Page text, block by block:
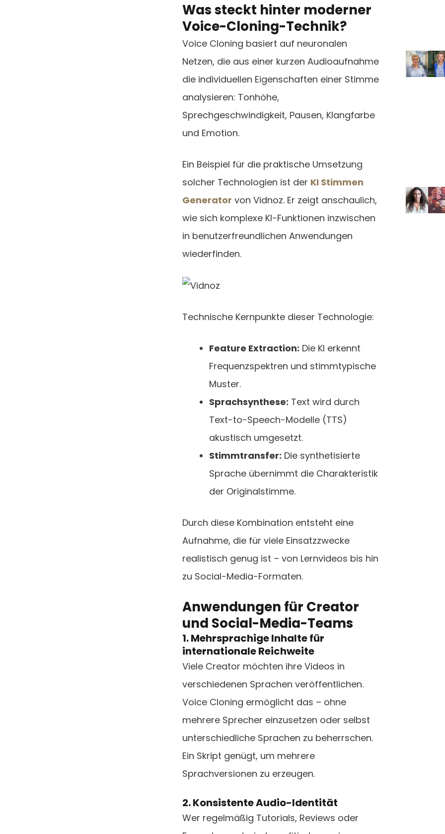
Was steckt hinter moderner
Voice-Cloning-Technik?
Voice Cloning basiert auf neuronalen
Netzen, die aus einer kurzen Audioaufnahme
die individuellen Eigenschaften einer Stimme
analysieren: Tonhöhe,
Sprechgeschwindigkeit, Pausen, Klangfarbe
und Emotion.
Ein Beispiel für die praktische Umsetzung
solcher Technologien ist der KI Stimmen
Generator von Vidnoz. Er zeigt anschaulich,
wie sich komplexe KI-Funktionen inzwischen
in benutzerfreundlichen Anwendungen
wiederfinden.
Technische Kernpunkte dieser Technologie:
Feature Extraction: Die KI erkennt
Frequenzspektren und stimmtypische
Muster.
Sprachsynthese: Text wird durch
Text-to-Speech-Modelle (TTS)
akustisch umgesetzt.
Stimmtransfer: Die synthetisierte
Sprache übernimmt die Charakteristik
der Originalstimme.
Durch diese Kombination entsteht eine
Aufnahme, die für viele Einsatzzwecke
realistisch genug ist – von Lernvideos bis hin
zu Social-Media-Formaten.
Anwendungen für Creator
und Social-Media-Teams
1. Mehrsprachige Inhalte für
internationale Reichweite
Viele Creator möchten ihre Videos in
verschiedenen Sprachen veröffentlichen.
Voice Cloning ermöglicht das – ohne
mehrere Sprecher einzusetzen oder selbst
unterschiedliche Sprachen zu beherrschen.
Ein Skript genügt, um mehrere
Sprachversionen zu erzeugen.
2. Konsistente Audio-Identität
Wer regelmäßig Tutorials, Reviews oder